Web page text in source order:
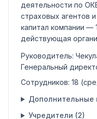
деятельности по
страховых агентов
капитал компании —
действующая
Руководитель:
Генеральный
Сотрудников: 18
Дополнительные
Учредители (2)